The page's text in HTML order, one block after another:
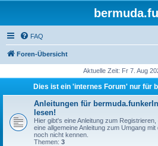
FAQ
Foren-Übersicht
Aktuelle Zeit: Fr 7. Aug
Dies ist ein 'internes Forum' nur für
Anleitungen für
lesen!
Hier gibt's eine Anleitung zum
eine allgemeine Anleitung zum Umgang
noch nicht kennen.
Themen: 3